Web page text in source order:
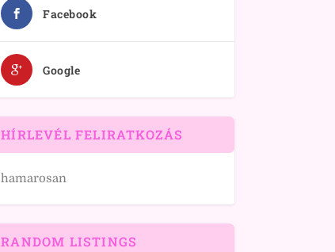
Facebook
Google
HÍRLEVÉL FELIRATKOZÁS
hamarosan
RANDOM LISTINGS